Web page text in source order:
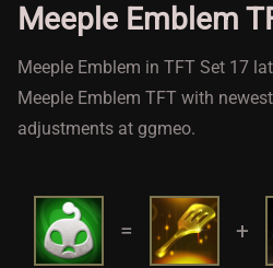
Meeple Emblem
Meeple Emblem in TFT Set 17
Meeple Emblem TFT with
adjustments at ggmeo.
= +